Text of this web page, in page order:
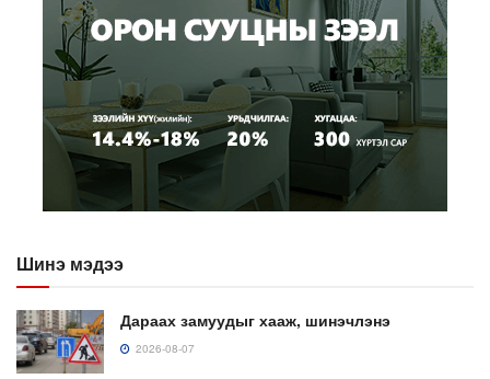
Шинэ мэдээ
Дараах замуудыг хааж, шинэчлэнэ
2026-08-07